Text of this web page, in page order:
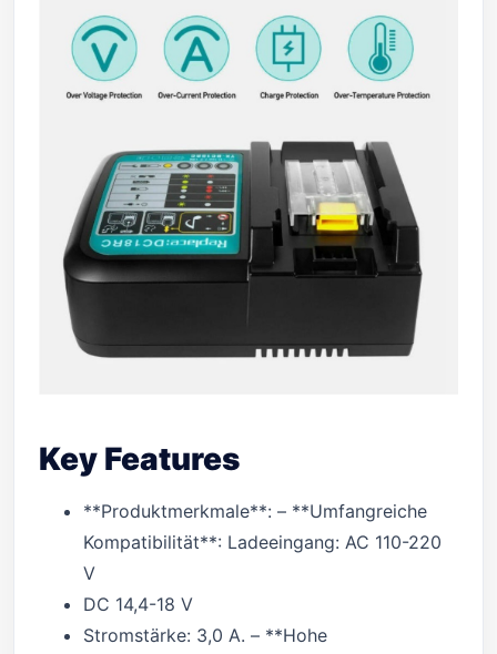
Key Features
**Produktmerkmale**: – **Umfangreiche
Kompatibilität**: Ladeeingang: AC 110-220
V
DC 14,4-18 V
Stromstärke: 3,0 A. – **Hohe